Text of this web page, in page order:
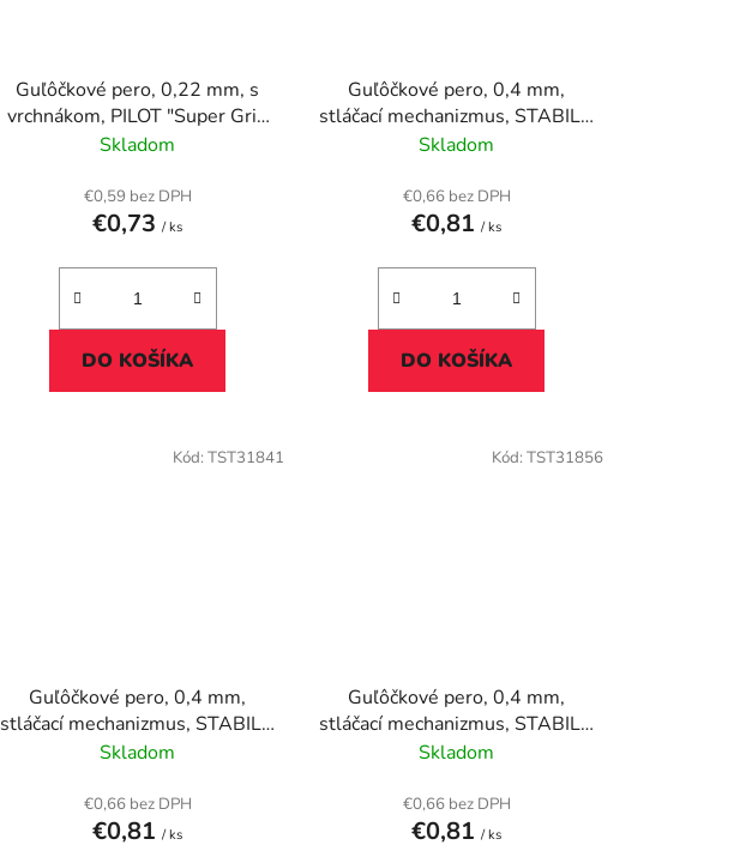
Guľôčkové pero, 0,22 mm, s
vrchnákom, PILOT "Super Grip
G", zelené
Skladom
€0,59 bez DPH
€0,73/ ks
DO KOŠÍKA
Guľôčkové pero, 0,4 mm,
stláčací mechanizmus, STABILO
"Marathon", červené
Skladom
€0,66 bez DPH
€0,81/ ks
DO KOŠÍKA
Guľôčkové pero, 0,4 mm,
stláčací mechanizmus, STABILO
"Marathon", modré
Skladom
€0,66 bez DPH
€0,81/ ks
Kód: TST31841
Guľôčkové pero, 0,4 mm,
stláčací mechanizmus, STABILO
"Marathon", ružové
Skladom
€0,66 bez DPH
€0,81/ ks
Kód: TST31856